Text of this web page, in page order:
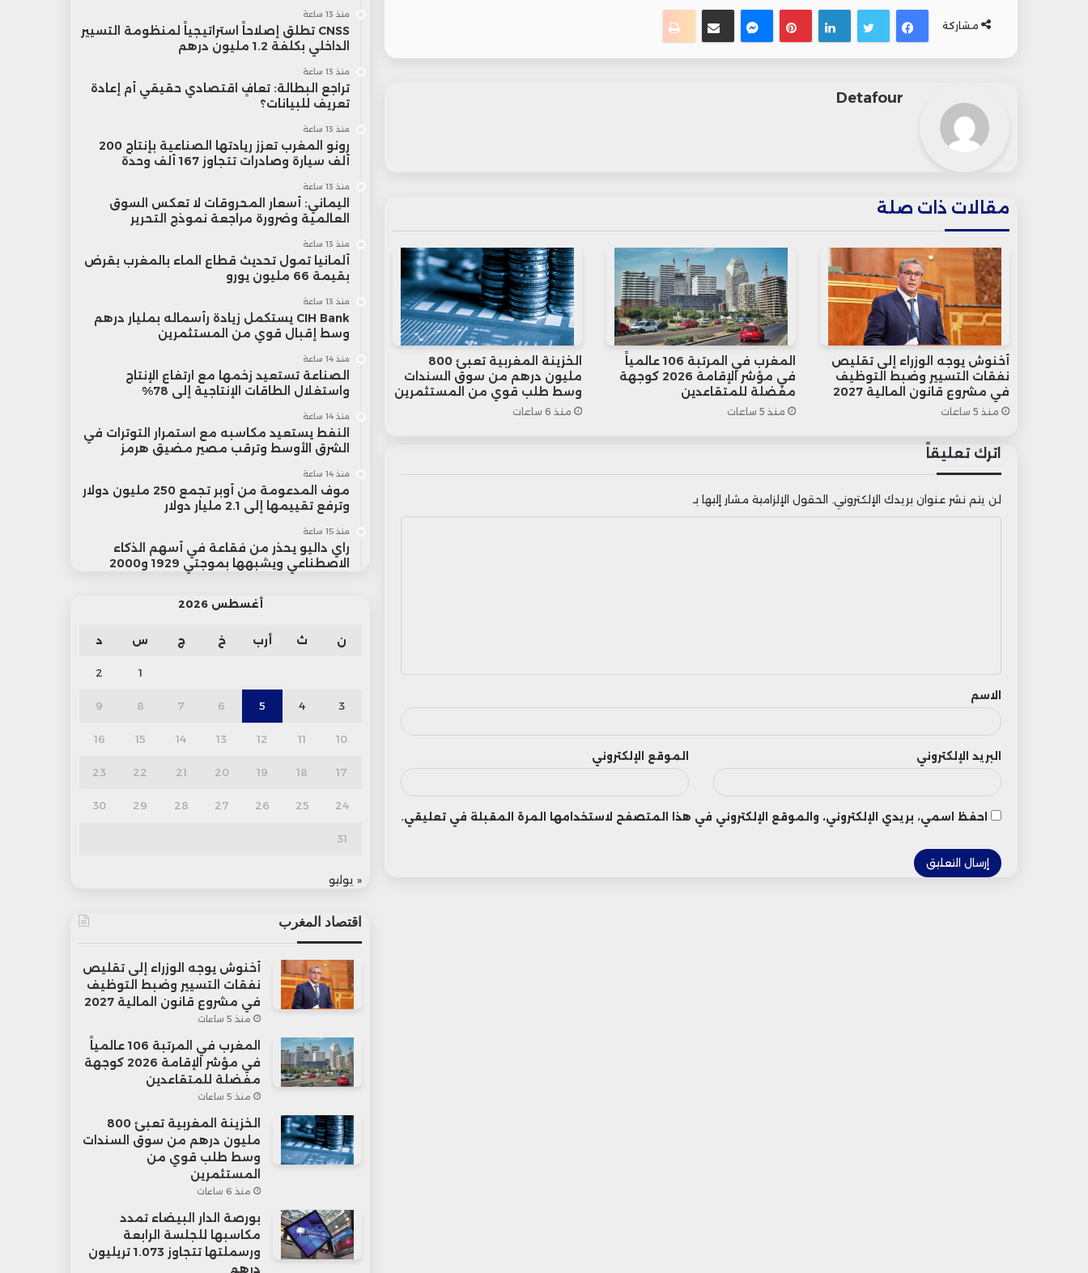
مشاركة
فيسبوك
تويترلينكدإنبينتيريست
ماسنجر
مشاركة عبر البريدطباعة
Detafour
مقالات ذات صلة
أخنوش يوجه الوزراء إلى تقليص
نفقات التسيير وضبط التوظيف
في مشروع قانون المالية 2027
منذ 5 ساعات
المغرب في المرتبة 106 عالمياً
في مؤشر الإقامة 2026 كوجهة
مفضلة للمتقاعدين
منذ 5 ساعات
الخزينة المغربية تعبئ 800
مليون درهم من سوق السندات
وسط طلب قوي من المستثمرين
منذ 6 ساعات
اترك تعليقاً
لن يتم نشر عنوان بريدك الإلكتروني. الحقول الإلزامية مشار إليها بـ
ق
الاسم
البريد الإلكتروني الموقع الإلكتروني
احفظ اسمي، بريدي الإلكتروني، والموقع الإلكتروني في هذا المتصفح لاستخدامها المرة المقبلة في تعليقي.
منذ 13 ساعة
CNSS تطلق إصلاحاً استراتيجياً لمنظومة التسيير
الداخلي بكلفة 1.2 مليون درهم
منذ 13 ساعة
تراجع البطالة: تعافٍ اقتصادي حقيقي أم إعادة
تعريف للبيانات؟
منذ 13 ساعة
رونو المغرب تعزز ريادتها الصناعية بإنتاج 200
ألف سيارة وصادرات تتجاوز 167 ألف وحدة
منذ 13 ساعة
اليماني: أسعار المحروقات لا تعكس السوق
العالمية وضرورة مراجعة نموذج التحرير
منذ 13 ساعة
ألمانيا تمول تحديث قطاع الماء بالمغرب بقرض
بقيمة 66 مليون يورو
منذ 13 ساعة
CIH Bank يستكمل زيادة رأسماله بمليار درهم
وسط إقبال قوي من المستثمرين
منذ 14 ساعة
الصناعة تستعيد زخمها مع ارتفاع الإنتاج
واستغلال الطاقات الإنتاجية إلى 78%
منذ 14 ساعة
النفط يستعيد مكاسبه مع استمرار التوترات في
الشرق الأوسط وترقب مصير مضيق هرمز
منذ 14 ساعة
موف المدعومة من أوبر تجمع 250 مليون دولار
وترفع تقييمها إلى 2.1 مليار دولار
منذ 15 ساعة
راي داليو يحذر من فقاعة في أسهم الذكاء
الاصطناعي ويشبهها بموجتي 1929 و2000
أغسطس 2026
ن ث أرب خ ج س د
1
2
3
4
5
6
7
8
9
10
11
12
13
14
15
16
17
18
19
20
21
22
23
24
25
26
27
28
29
30
31
« يوليو
اقتصاد المغرب
أخنوش يوجه الوزراء إلى تقليص
نفقات التسيير وضبط التوظيف
في مشروع قانون المالية 2027
منذ 5 ساعات
المغرب في المرتبة 106 عالمياً
في مؤشر الإقامة 2026 كوجهة
مفضلة للمتقاعدين
منذ 5 ساعات
الخزينة المغربية تعبئ 800
مليون درهم من سوق السندات
وسط طلب قوي من
المستثمرين
منذ 6 ساعات
بورصة الدار البيضاء تمدد
مكاسبها للجلسة الرابعة
ورسملتها تتجاوز 1.073 تريليون
درهم